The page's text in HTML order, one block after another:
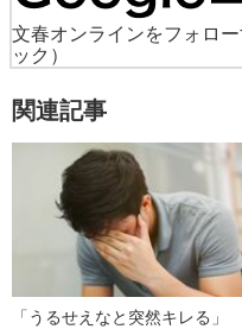
文春オンラインをフォロー
ック）
関連記事
「うるせえなと突然キレる」